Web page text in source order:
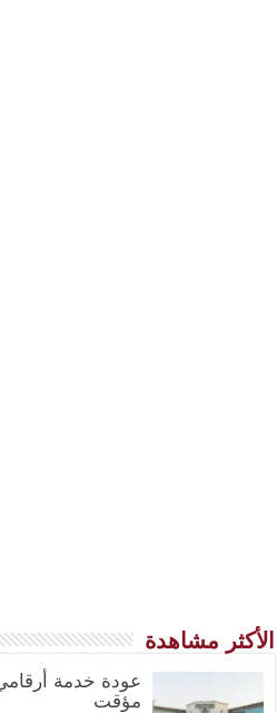
الأكثر مشاهدة
مؤقت